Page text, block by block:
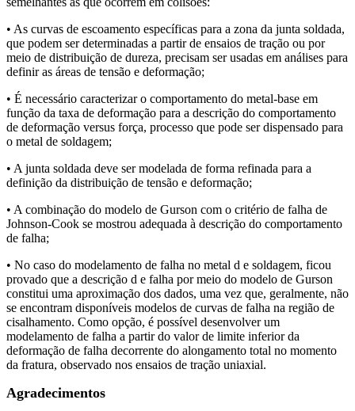
• As curvas de escoamento específicas para a zona da junta soldada,
que podem ser determinadas a partir de ensaios de tração ou por
meio de distribuição de dureza, precisam ser usadas em análises para
definir as áreas de tensão e deformação;
• É necessário caracterizar o comportamento do metal-base em
função da taxa de deformação para a descrição do comportamento
de deformação versus força, processo que pode ser dispensado para
o metal de soldagem;
• A junta soldada deve ser modelada de forma refinada para a
definição da distribuição de tensão e deformação;
• A combinação do modelo de Gurson com o critério de falha de
Johnson-Cook se mostrou adequada à descrição do comportamento
de falha;
• No caso do modelamento de falha no metal d e soldagem, ficou
provado que a descrição d e falha por meio do modelo de Gurson
constitui uma aproximação dos dados, uma vez que, geralmente, não
se encontram disponíveis modelos de curvas de falha na região de
cisalhamento. Como opção, é possível desenvolver um
modelamento de falha a partir do valor de limite inferior da
deformação de falha decorrente do alongamento total no momento
da fratura, observado nos ensaios de tração uniaxial.
Agradecimentos